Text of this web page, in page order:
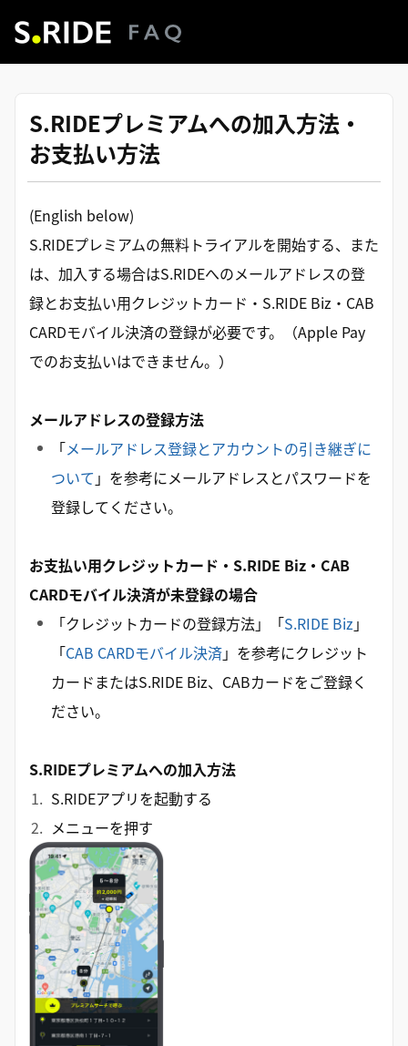
S.RIDEプレミアムへの加入方法・
お支払い方法
(English below)
S.RIDEプレミアムの無料トライアルを開始する、また
は、加入する場合はS.RIDEへのメールアドレスの登
録とお支払い用クレジットカード・S.RIDE Biz・CAB
CARDモバイル決済の登録が必要です。（Apple Pay
でのお支払いはできません。）
メールアドレスの登録方法
「メールアドレス登録とアカウントの引き継ぎに
ついて 」を参考にメールアドレスとパスワードを
登録してください。
お支払い用クレジットカード・S.RIDE Biz・CAB
CARDモバイル決済が未登録の場合
「クレジットカードの登録方法」「S.RIDE Biz」
「CAB CARDモバイル決済」を参考にクレジット
カードまたはS.RIDE Biz、CABカードをご登録く
ださい。
S.RIDEプレミアムへの加入方法
S.RIDEアプリを起動する
メニューを押す